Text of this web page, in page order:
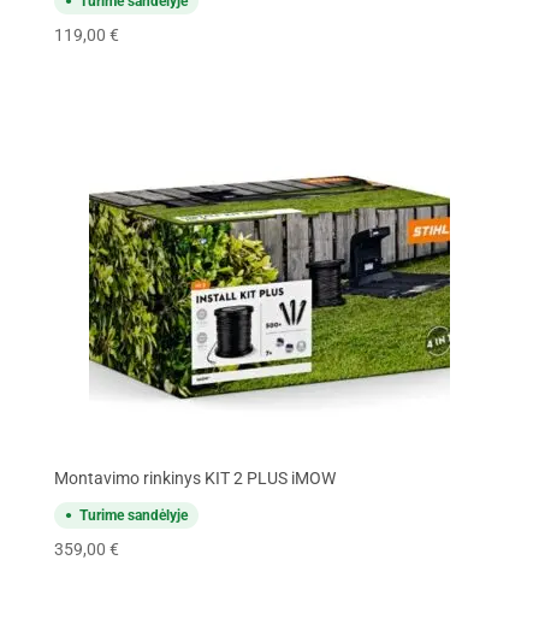
119,00 €
Montavimo rinkinys KIT 2 PLUS iMOW
Turime sandėlyje
359,00 €